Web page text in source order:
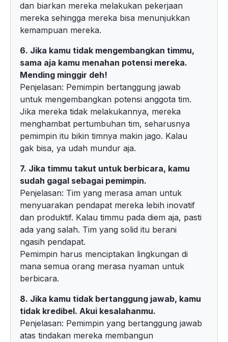
dan biarkan mereka melakukan pekerjaan
mereka sehingga mereka bisa menunjukkan
kemampuan mereka.
6. Jika kamu tidak mengembangkan timmu,
sama aja kamu menahan potensi mereka.
Mending minggir deh!
Penjelasan: Pemimpin bertanggung jawab
untuk mengembangkan potensi anggota tim.
Jika mereka tidak melakukannya, mereka
menghambat pertumbuhan tim, seharusnya
pemimpin itu bikin timnya makin jago. Kalau
gak bisa, ya udah mundur aja.
7. Jika timmu takut untuk berbicara, kamu
sudah gagal sebagai pemimpin.
Penjelasan: Tim yang merasa aman untuk
menyuarakan pendapat mereka lebih inovatif
dan produktif. Kalau timmu pada diem aja, pasti
ada yang salah. Tim yang solid itu berani
ngasih pendapat.
Pemimpin harus menciptakan lingkungan di
mana semua orang merasa nyaman untuk
berbicara.
8. Jika kamu tidak bertanggung jawab, kamu
tidak kredibel. Akui kesalahanmu.
Penjelasan: Pemimpin yang bertanggung jawab
atas tindakan mereka membangun